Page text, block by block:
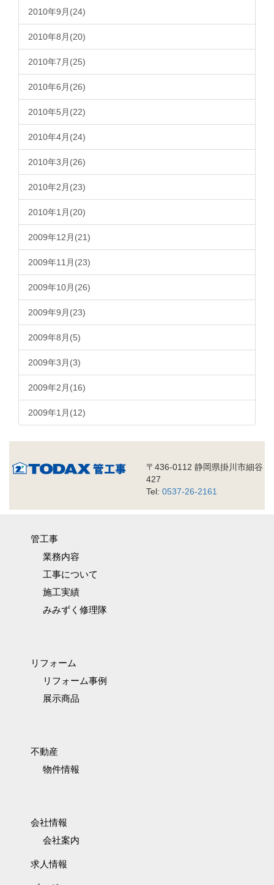
2010年9月(24)
2010年8月(20)
2010年7月(25)
2010年6月(26)
2010年5月(22)
2010年4月(24)
2010年3月(26)
2010年2月(23)
2010年1月(20)
2009年12月(21)
2009年11月(23)
2009年10月(26)
2009年9月(23)
2009年8月(5)
2009年3月(3)
2009年2月(16)
2009年1月(12)
〒436-0112 静岡県掛川市細谷
427
Tel: 0537-26-2161
管工事
業務内容
工事について
施工実績
みみずく修理隊
リフォーム
リフォーム事例
展示商品
不動産
物件情報
会社情報
会社案内
求人情報